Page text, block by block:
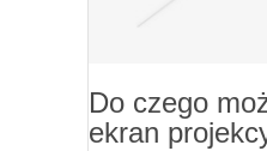
Do czego
ekran